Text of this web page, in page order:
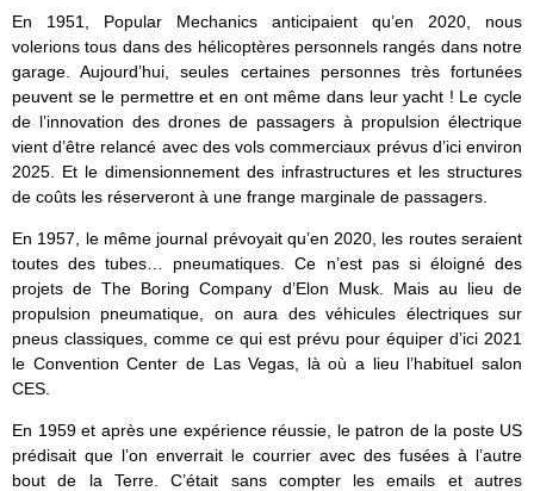
En 1951, Popular Mechanics anticipaient qu’en 2020, nous
volerions tous dans des hélicoptères personnels rangés dans notre
garage. Aujourd’hui, seules certaines personnes très fortunées
peuvent se le permettre et en ont même dans leur yacht ! Le cycle
de l’innovation des drones de passagers à propulsion électrique
vient d’être relancé avec des vols commerciaux prévus d’ici environ
2025. Et le dimensionnement des infrastructures et les structures
de coûts les réserveront à une frange marginale de passagers.
En 1957, le même journal prévoyait qu’en 2020, les routes seraient
toutes des tubes… pneumatiques. Ce n’est pas si éloigné des
projets de The Boring Company d’Elon Musk. Mais au lieu de
propulsion pneumatique, on aura des véhicules électriques sur
pneus classiques, comme ce qui est prévu pour équiper d’ici 2021
le Convention Center de Las Vegas, là où a lieu l’habituel salon
CES.
En 1959 et après une expérience réussie, le patron de la poste US
prédisait que l’on enverrait le courrier avec des fusées à l’autre
bout de la Terre. C’était sans compter les emails et autres